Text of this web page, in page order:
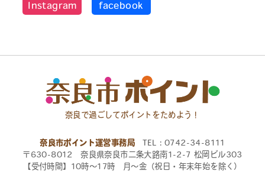
Instagram facebook
奈良で過ごしてポイントをためよう！
奈良市ポイント運営事務局 TEL：0742-34-8111
〒630-8012 奈良県奈良市二条大路南1-2-7 松岡ビル303
【受付時間】10時〜17時 月〜金（祝日・年末年始を除く）